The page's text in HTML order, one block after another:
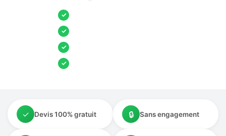
✓
✓
✓
✓
✓ Devis 100% gratuit 🔒 Sans engagement